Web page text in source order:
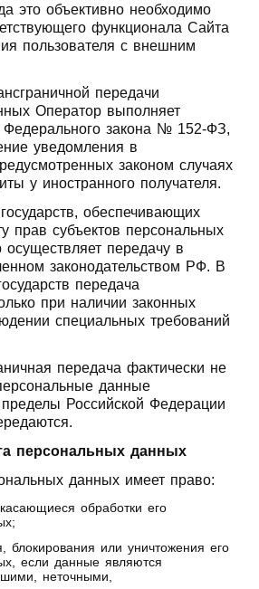
это объективно необходимо
функционала Сайта
пользователя с внешним
передачи
Оператор выполняет
Федерального закона № 152‑ФЗ,
уведомления в
законом случаях
у иностранного получателя.
обеспечивающих
прав субъектов персональных
передачу в
законодательством РФ. В
передача
при наличии законных
специальных требований
передача фактически не
данные
пределы Российской Федерации
персональных данных
данных имеет право:
обработки его
блокирования или уничтожения его
если данные являются
неточными,